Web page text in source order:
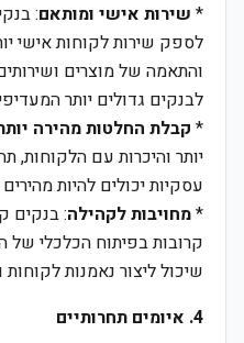
* שירות אישי ומותאם:
לספק שירות לקוחות אישי
והתאמה של מוצרים
לבנקים גדולים יותר
* קבלת החלטות מהירה
יותר והיכרות עם הלקוחות,
עסקיות יכולים להיות מהירים
*מחויבות לקהילה: בנקים
קרובות בפיתוח הכלכלי של
שיכול ליצור נאמנות לקוחות
4. איומים תחרותיים